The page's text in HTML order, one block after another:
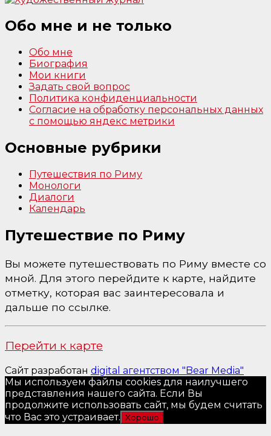
Обо мне и не только
Обо мне
Биография
Мои книги
Задать свой вопрос
Политика конфиденциальности
Согласие на обработку персональных данных
с помощью яндекс метрики
Основные рубрики
Путешествия по Риму
Монологи
Диалоги
Календарь
Путешествие по Риму
Вы можете путешествовать по Риму вместе со
мной. Для этого перейдите к карте, найдите
отметку, которая вас заинтересовала и
дальше по ссылке.
Перейти к карте
Сайт разработан digital агентством "Bear Media"
Мы используем файлы cookies для наилучшего
представления нашего сайта. Если Вы
продолжите использовать сайт, мы будем считать
что Вас это устраивает. Хорошо